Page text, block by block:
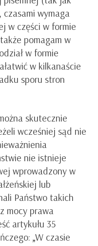
wymaga
w części w formie
pomagam w
w formie
w kilkanaście
sporu stron
skutecznie
wcześniej sąd nie
nie istnieje
wprowadzony w
lub
Państwo takich
mocy prawa
artykułu 35
„W czasie